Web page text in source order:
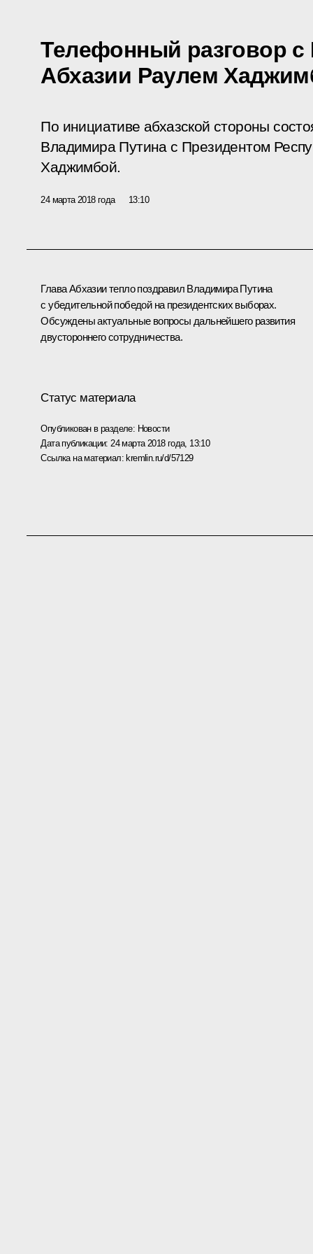
Телефонный разговор с
Абхазии Раулем
По инициативе абхазской стороны
Владимира Путина с Президентом
Хаджимбой.
24 марта 2018 года 13:10
Глава Абхазии тепло поздравил Владимира Путина
с убедительной победой на президентских выборах.
Обсуждены актуальные вопросы дальнейшего развития
двустороннего сотрудничества.
Статус материала
Опубликован в разделе: Новости
Дата публикации: 24 марта 2018 года, 13:10
Ссылка на материал: kremlin.ru/d/57129